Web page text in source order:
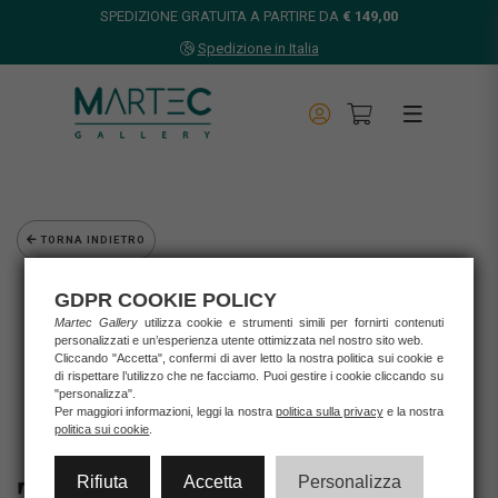
SPEDIZIONE GRATUITA A PARTIRE DA € 149,00
Spedizione in Italia
TORNA INDIETRO
Opere d'arte
Grafica d'autore
Tiziano Bellomi
TIZIANO BELLOMI - VERONA "L'ANGOLO DELL'ARENA"
GDPR COOKIE POLICY
Martec Gallery utilizza cookie e strumenti simili per fornirti contenuti
personalizzati e un’esperienza utente ottimizzata nel nostro sito web.
Cliccando "Accetta", confermi di aver letto la nostra politica sui cookie e
di rispettare l’utilizzo che ne facciamo. Puoi gestire i cookie cliccando su
"personalizza".
Per maggiori informazioni, leggi la nostra politica sulla privacye la nostra
politica sui cookie
Rifiuta Accetta Personalizza